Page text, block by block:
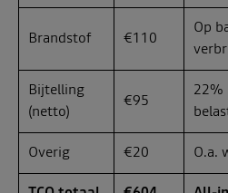
Brandstof €110
Op
Bijtelling
(netto)
€95
22%
Overig €20 O.a.